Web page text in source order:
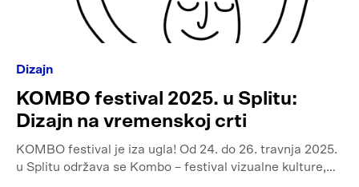
Dizajn
KOMBO festival 2025. u Splitu:
Dizajn na vremenskoj crti
KOMBO festival je iza ugla! Od 24. do 26. travnja 2025.
u Splitu održava se Kombo – festival vizualne kulture,…